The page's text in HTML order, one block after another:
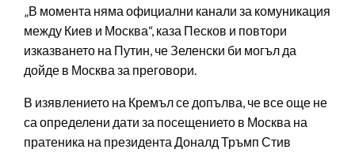
„В момента няма официални канали за комуникация
между Киев и Москва“, каза Песков и повтори
изказването на Путин, че Зеленски би могъл да
дойде в Москва за преговори.
В изявлението на Кремъл се допълва, че все още не
са определени дати за посещението в Москва на
пратеника на президента Доналд Тръмп Стив